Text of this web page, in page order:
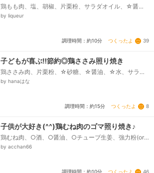
鶏もも肉、塩、胡椒、片栗粉、サラダオイル、☆醤
油、☆みりん、☆酒、ご飯、白炒り胡麻、刻み海苔
by liqueur
調理時間：約10分 つくったよ 39
子どもが喜ぶ‼節約◎鶏ささみ照り焼き
鶏ささみ肉、片栗粉、☆砂糖、☆醤油、☆水、サラダ
油
by hanaはな
調理時間：約15分 つくったよ 8
子供が大好き(^^)鶏むね肉のゴマ照り焼き♪
鶏むね肉、○酒、○醤油、○チューブ生姜、強力粉(or
薄力粉)、サラダ油、酒(or水)、▲醤油、▲砂糖、みり
by acchan66
調理時間：約10分 つくったよ 46